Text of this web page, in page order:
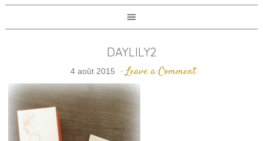
DAYLILY2
4 août 2015 · Leave a Comment